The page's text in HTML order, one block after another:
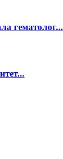
гематолог...